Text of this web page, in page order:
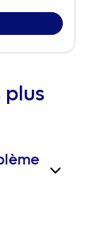
plus